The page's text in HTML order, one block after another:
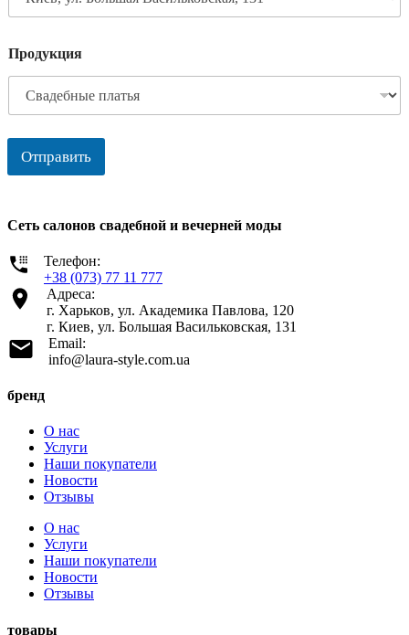
Продукция
Отправить
Сеть салонов свадебной и вечерней моды
Телефон:
+38 (073) 77 11 777
Адреса:
г. Харьков, ул. Академика Павлова, 120
г. Киев, ул. Большая Васильковская, 131
Email:
info@laura-style.com.ua
бренд
О нас
Услуги
Наши покупатели
Новости
Отзывы
О нас
Услуги
Наши покупатели
Новости
Отзывы
товары